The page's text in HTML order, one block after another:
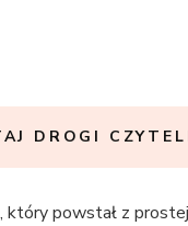
DROGI
który powstał z